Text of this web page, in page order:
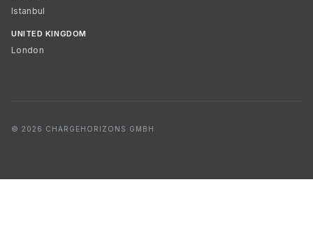
Istanbul
UNITED KINGDOM
London
© 2026 CHARGEHORIZONS GMBH